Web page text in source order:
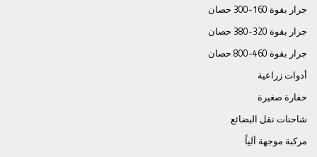
جرار بقوة 160-300 حصان
جرار بقوة 320-380 حصان
جرار بقوة 460-800 حصان
أدوات زراعية
حفارة صغيرة
شاحنات نقل البضائع
مركبة موجهة آلياً